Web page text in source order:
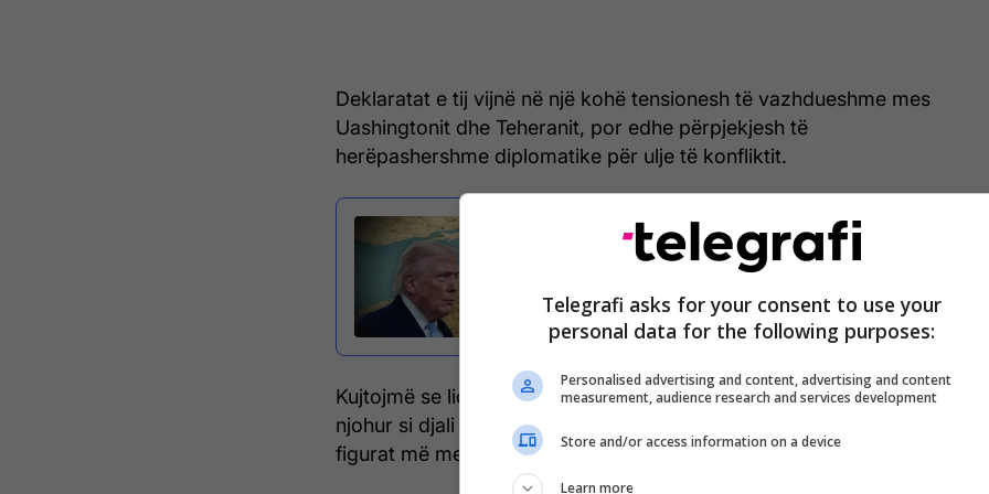
Deklaratat e tij vijnë në një kohë tensionesh të vazhdueshme mes
Uashingtonit dhe Teheranit, por edhe përpjekjesh të
herëpashershme diplomatike për ulje të konfliktit.
GJITHÇKA, MINUTË PAS MINUTE - Sa jemi
Kujtojmë se lideri i ri iranian është Ajatollah Mojtaba Khamenei, i
njohur si djali i liderit të ndjerë iranian Ali Khamenei dhe një nga
figurat më me ndikim brenda strukturave të pushtetit në Iran.
Telegrafi asks for your consent to use your
personal data for the following purposes:
Personalised advertising and content, advertising and content
measurement, audience research and services development
Store and/or access information on a device
Learn more